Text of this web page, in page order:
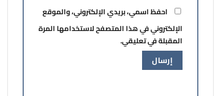
احفظ اسمي، بريدي الإلكتروني، والموقع
الإلكتروني في هذا المتصفح لاستخدامها المرة
المقبلة في تعليقي.